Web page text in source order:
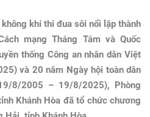
khí thi đua sôi nổi lập thành
mạng Tháng Tám và Quốc
thống Công an nhân dân Việt
và 20 năm Ngày hội toàn dân
8/2005 – 19/8/2025), Phòng
Khánh Hòa đã tổ chức chương